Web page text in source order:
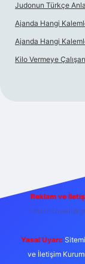
Judonun Türkçe
Ajanda Hangi
Ajanda Hangi
Kilo Vermeye
Reklam ve
Yasal Uyarı:
ve İletişim